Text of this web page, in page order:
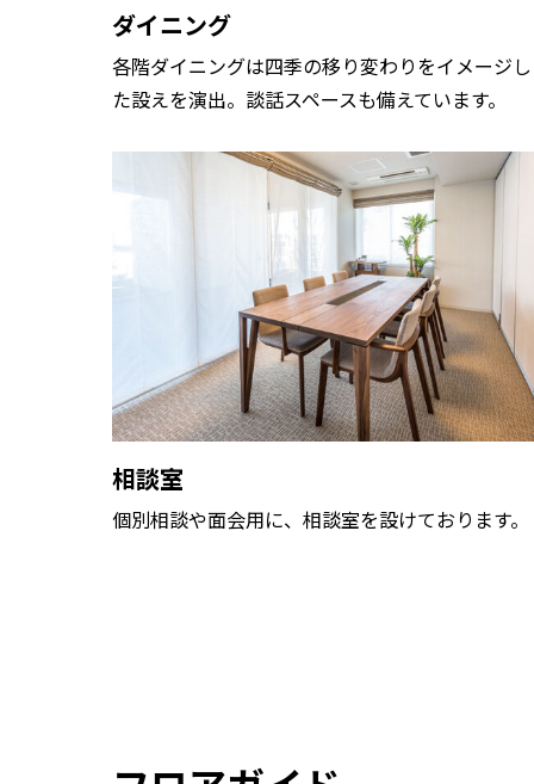
ダイニング
各階ダイニングは四季の移り変わりをイメージし
た設えを演出。談話スペースも備えています。
相談室
個別相談や面会用に、相談室を設けております。